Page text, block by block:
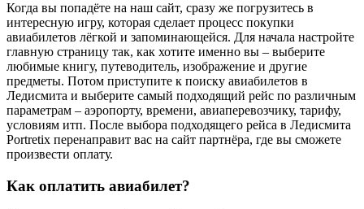
Когда вы попадёте на наш сайт, сразу же погрузитесь в
интересную игру, которая сделает процесс покупки
авиабилетов лёгкой и запоминающейся. Для начала настройте
главную страницу так, как хотите именно вы – выберите
любимые книгу, путеводитель, изображение и другие
предметы. Потом приступите к поиску авиабилетов в
Ледисмита и выберите самый подходящий рейс по различным
параметрам – аэропорту, времени, авиаперевозчику, тарифу,
условиям итп. После выбора подходящего рейса в Ледисмита
Portretix перенаправит вас на сайт партнёра, где вы сможете
произвести оплату.
Как оплатить авиабилет?